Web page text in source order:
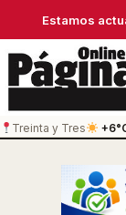
Estamos
Treinta y Tres